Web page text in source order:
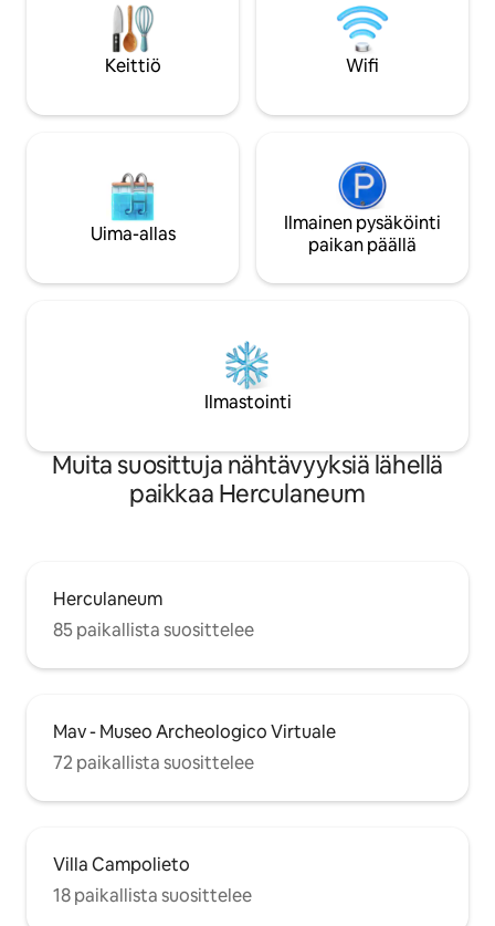
200 vuotta vanha pesuallas, lisäävät
luonnetta. Kohteessa on myös terassi ja
patio, jotka ovat ihanteellisia
henkeäsalpaavista rannikkomaisemista
ja kaikki nämä
Aurinkuomassa
rannalta,
Sorrenton ja
Keittiö Wifi
Uima-allas
Ilmainen pysäköinti
paikan päällä
Ilmastointi
Muita suosittuja nähtävyyksiä lähellä
paikkaa Herculaneum
Herculaneum
85 paikallista suosittelee
Mav - Museo Archeologico Virtuale
72 paikallista suosittelee
Villa Campolieto
18 paikallista suosittelee